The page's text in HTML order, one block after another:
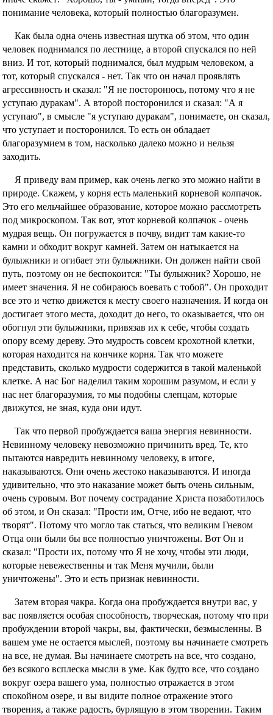
понимание человека, который полностью благоразумен.
Как была одна очень известная шутка об этом, что один
человек поднимался по лестнице, а второй спускался по ней
вниз. И тот, который поднимался, был мудрым человеком, а
тот, который спускался - нет. Так что он начал проявлять
агрессивность и сказал: "Я не посторонюсь, потому что я не
уступаю дуракам". А второй посторонился и сказал: "А я
уступаю", в смысле "я уступаю дуракам", понимаете, он сказал,
что уступает и посторонился. То есть он обладает
благоразумием в том, насколько далеко можно и нельзя
заходить.
Я приведу вам пример, как очень легко это можно найти в
природе. Скажем, у корня есть маленький корневой колпачок.
Это его мельчайшее образование, которое можно рассмотреть
под микроскопом. Так вот, этот корневой колпачок - очень
мудрая вещь. Он погружается в почву, видит там какие-то
камни и обходит вокруг камней. Затем он натыкается на
булыжники и огибает эти булыжники. Он должен найти свой
путь, поэтому он не беспокоится: "Ты булыжник? Хорошо, не
имеет значения. Я не собираюсь воевать с тобой". Он проходит
все это и четко движется к месту своего назначения. И когда он
достигает этого места, доходит до него, то оказывается, что он
обогнул эти булыжники, привязав их к себе, чтобы создать
опору всему дереву. Это мудрость совсем крохотной клетки,
которая находится на кончике корня. Так что можете
представить, сколько мудрости содержится в такой маленькой
клетке. А нас Бог наделил таким хорошим разумом, и если у
нас нет благоразумия, то мы подобны слепцам, которые
движутся, не зная, куда они идут.
Так что первой пробуждается ваша энергия невинности.
Невинному человеку невозможно причинить вред. Те, кто
пытаются навредить невинному человеку, в итоге,
наказываются. Они очень жестоко наказываются. И иногда
удивительно, что это наказание может быть очень сильным,
очень суровым. Вот почему сострадание Христа позаботилось
об этом, и Он сказал: "Прости им, Отче, ибо не ведают, что
творят". Потому что могло так статься, что великим Гневом
Отца они были бы все полностью уничтожены. Вот Он и
сказал: "Прости их, потому что Я не хочу, чтобы эти люди,
которые невежественны и так Меня мучили, были
уничтожены". Это и есть признак невинности.
Затем вторая чакра. Когда она пробуждается внутри вас, у
вас появляется особая способность, творческая, потому что при
пробуждении второй чакры, вы, фактически, безмысленны. В
вашем уме не остается мыслей, поэтому вы начинаете смотреть
на все, не думая. Вы начинаете смотреть на все, что создано,
без всякого всплеска мысли в уме. Как будто все, что создано
вокруг озера вашего ума, полностью отражается в этом
спокойном озере, и вы видите полное отражение этого
творения, а также радость, бурлящую в этом творении. Таким